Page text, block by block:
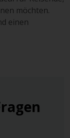
möchten.
einen